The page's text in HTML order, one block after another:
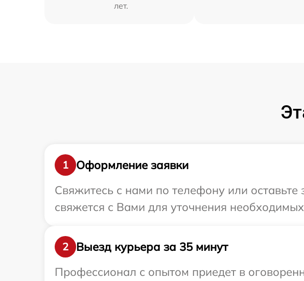
лет.
1
Оформление заявки
Свяжитесь с нами по телефону или
свяжется с Вами для уточнения
2
Выезд курьера за 35 минут
Профессионал с опытом приедет в